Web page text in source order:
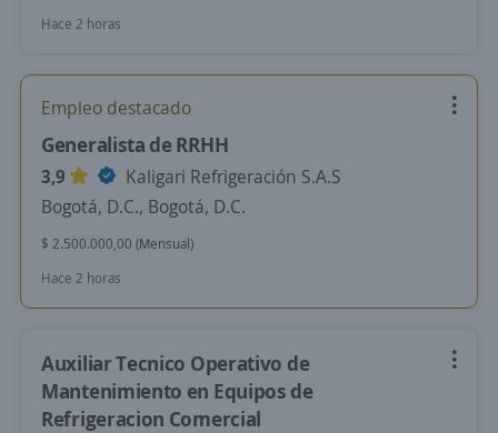
Hace 2 horas
Empleo destacado
Generalista de RRHH
3,9
Kaligari Refrigeración S.A.S
Bogotá, D.C., Bogotá, D.C.
$ 2.500.000,00 (Mensual)
Hace 2 horas
Auxiliar Tecnico Operativo de
Mantenimiento en Equipos de
Refrigeracion Comercial